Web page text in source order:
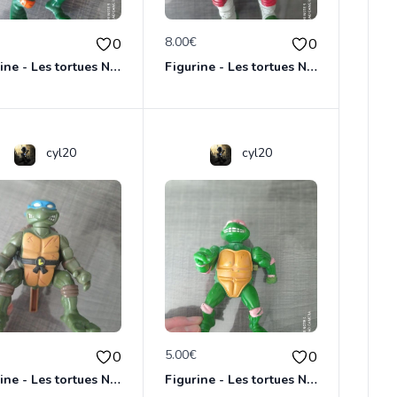
0
Figurine - Les tortues Ninja - Michaelangelo
8.00€ 0
Figurine - Les tortues Ninja - Raphael
cyl20
0
Figurine - Les tortues Ninja - Leonardo
cyl20
5.00€ 0
Figurine - Les tortues Ninja